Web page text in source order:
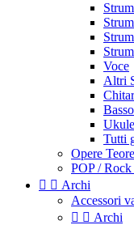
Voce
Altri
Basso
Tutti
Opere
POP /
  Archi
Accessori
  Archi